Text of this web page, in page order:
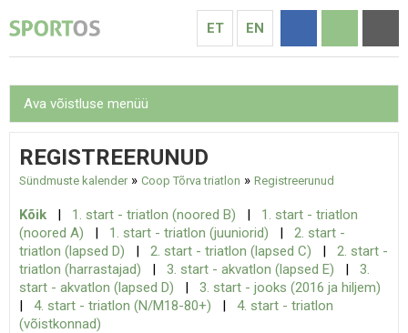
ET EN
Ava võistluse menüü
REGISTREERUNUD
Sündmuste kalender » Coop Tõrva triatlon » Registreerunud
Kõik | 1. start - triatlon (noored B) | 1. start - triatlon
(noored A) | 1. start - triatlon (juuniorid) | 2. start -
triatlon (lapsed D) | 2. start - triatlon (lapsed C) | 2. start -
triatlon (harrastajad) | 3. start - akvatlon (lapsed E) | 3.
start - akvatlon (lapsed D) | 3. start - jooks (2016 ja hiljem)
| 4. start - triatlon (N/M18-80+) | 4. start - triatlon
(võistkonnad)